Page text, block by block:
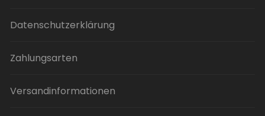
Datenschutzerklärung
Zahlungsarten
Versandinformationen